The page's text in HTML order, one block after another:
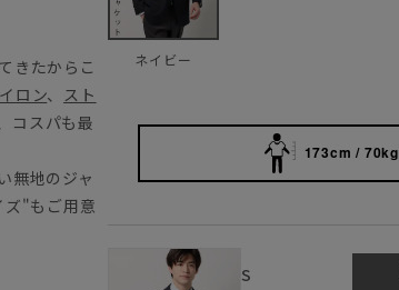
きたからこ
ロン、 スト
コスパも最
無地のジャ
ズ"もご用意
ネイビー
173cm / 70kg
S